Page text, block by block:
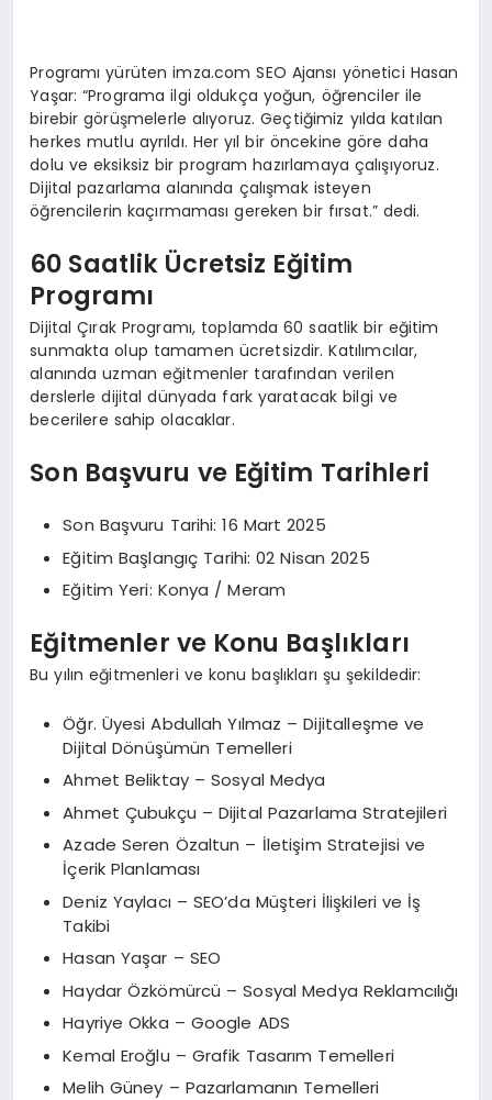
Programı yürüten imza.com SEO Ajansı yönetici Hasan
Yaşar: “Programa ilgi oldukça yoğun, öğrenciler ile
birebir görüşmelerle alıyoruz. Geçtiğimiz yılda katılan
herkes mutlu ayrıldı. Her yıl bir öncekine göre daha
dolu ve eksiksiz bir program hazırlamaya çalışıyoruz.
Dijital pazarlama alanında çalışmak isteyen
öğrencilerin kaçırmaması gereken bir fırsat.” dedi.
60 Saatlik Ücretsiz Eğitim
Programı
Dijital Çırak Programı, toplamda 60 saatlik bir eğitim
sunmakta olup tamamen ücretsizdir. Katılımcılar,
alanında uzman eğitmenler tarafından verilen
derslerle dijital dünyada fark yaratacak bilgi ve
becerilere sahip olacaklar.
Son Başvuru ve Eğitim Tarihleri
Son Başvuru Tarihi: 16 Mart 2025
Eğitim Başlangıç Tarihi: 02 Nisan 2025
Eğitim Yeri: Konya / Meram
Eğitmenler ve Konu Başlıkları
Bu yılın eğitmenleri ve konu başlıkları şu şekildedir:
Öğr. Üyesi Abdullah Yılmaz – Dijitalleşme ve
Dijital Dönüşümün Temelleri
Ahmet Beliktay – Sosyal Medya
Ahmet Çubukçu – Dijital Pazarlama Stratejileri
Azade Seren Özaltun – İletişim Stratejisi ve
İçerik Planlaması
Deniz Yaylacı – SEO’da Müşteri İlişkileri ve İş
Takibi
Hasan Yaşar – SEO
Haydar Özkömürcü – Sosyal Medya Reklamcılığı
Hayriye Okka – Google ADS
Kemal Eroğlu – Grafik Tasarım Temelleri
Melih Güney – Pazarlamanın Temelleri